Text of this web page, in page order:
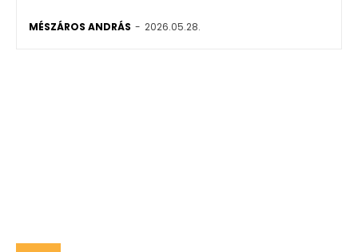
MÉSZÁROS ANDRÁS - 2026.05.28.